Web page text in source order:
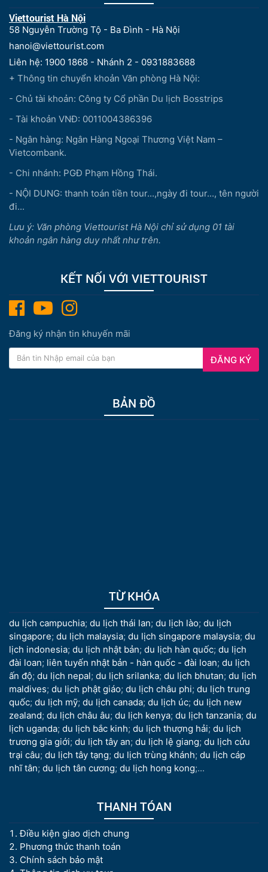
Viettourist Hà Nội
58 Nguyễn Trường Tộ - Ba Đình - Hà Nội
hanoi@viettourist.com
Liên hệ: 1900 1868 - Nhánh 2 - 0931883688
+ Thông tin chuyển khoản Văn phòng Hà Nội:
- Chủ tài khoản: Công ty Cổ phần Du lịch Bosstrips
- Tài khoản VNĐ: 0011004386396
- Ngân hàng: Ngân Hàng Ngoại Thương Việt Nam –
Vietcombank.
- Chi nhánh: PGĐ Phạm Hồng Thái.
- NỘI DUNG: thanh toán tiền tour...,ngày đi tour..., tên người
đi...
Lưu ý: Văn phòng Viettourist Hà Nội chỉ sử dụng 01 tài
khoản ngân hàng duy nhất như trên.
KẾT NỐI VỚI VIETTOURIST
Đăng ký nhận tin khuyến mãi
ĐĂNG KÝ
BẢN ĐỒ
TỪ KHÓA
du lịch campuchia; du lịch thái lan; du lịch lào; du lịch
singapore; du lịch malaysia; du lịch singapore malaysia; du
lịch indonesia; du lịch nhật bản; du lịch hàn quốc; du lịch
đài loan; liên tuyến nhật bản - hàn quốc - đài loan; du lịch
ấn độ; du lịch nepal; du lịch srilanka; du lịch bhutan; du lịch
maldives; du lịch phật giáo; du lịch châu phi; du lịch trung
quốc; du lịch mỹ; du lịch canada; du lịch úc; du lịch new
zealand; du lịch châu âu; du lịch kenya; du lịch tanzania; du
lịch uganda; du lịch bắc kinh; du lịch thượng hải; du lịch
trương gia giới; du lịch tây an; du lịch lệ giang; du lịch cửu
trại câu; du lịch tây tạng; du lịch trùng khánh; du lịch cáp
nhĩ tân; du lịch tân cương; du lịch hong kong;...
THANH TÓAN
Điều kiện giao dịch chung
Phương thức thanh toán
Chính sách bảo mật